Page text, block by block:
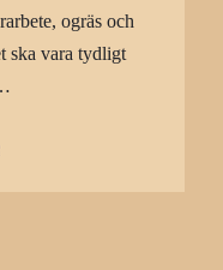
ogräs och
ska vara tydligt